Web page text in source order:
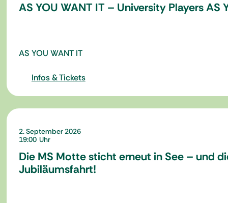
AS YOU WANT IT – University Players AS
AS YOU WANT IT
Infos & Tickets
2. September 2026
19:00
Die MS Motte sticht erneut in See – und
Jubiläumsfahrt!